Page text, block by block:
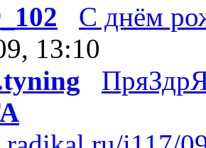
С днём
13:10